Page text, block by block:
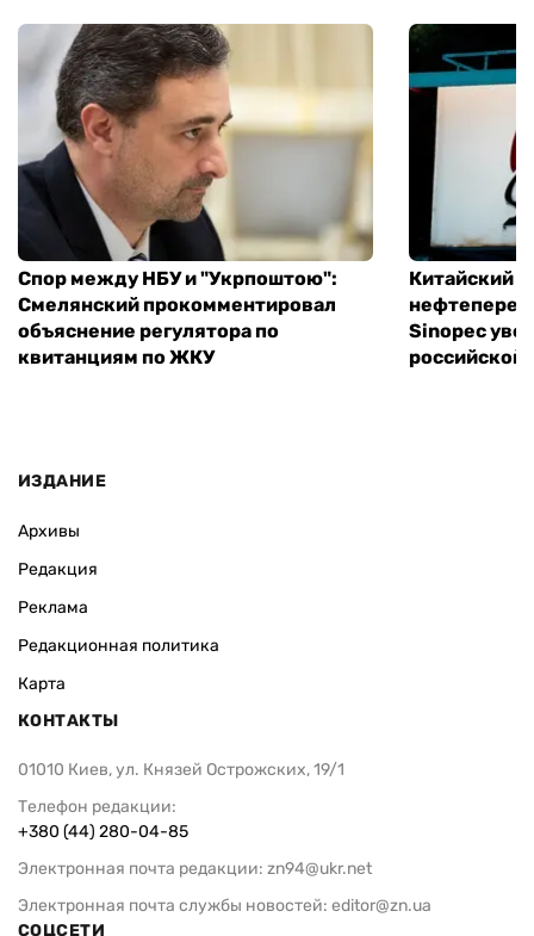
Спор между НБУ и "Укрпоштою":
Смелянский прокомментировал
объяснение регулятора по
квитанциям по ЖКУ
Китайский
Sinopec
российской
ИЗДАНИЕ
Архивы
Редакция
Реклама
Редакционная политика
Карта
КОНТАКТЫ
01010 Киев, ул. Князей Острожских, 19/1
Телефон редакции:
+380 (44) 280-04-85
Электронная почта редакции: zn94@ukr.net
Электронная почта службы новостей: editor@zn.ua
СОЦСЕТИ